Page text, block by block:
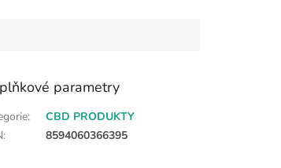
parametry
:
CBD PRODUKTY
: 8594060366395